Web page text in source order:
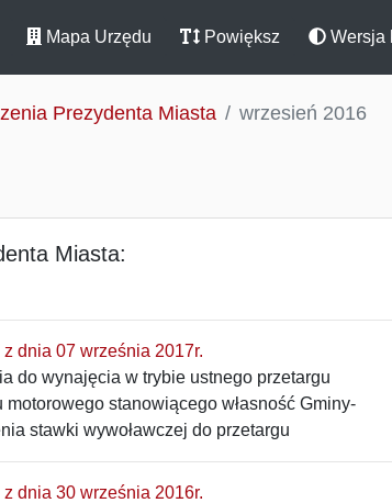
Mapa Urzędu Powiększ Wersja
Prezydenta Miasta wrzesień 2016
Miasta:
dnia 07 września 2017r.
do wynajęcia w trybie ustnego przetargu
stanowiącego własność Gminy-
stawki wywoławczej do przetargu
dnia 30 września 2016r.